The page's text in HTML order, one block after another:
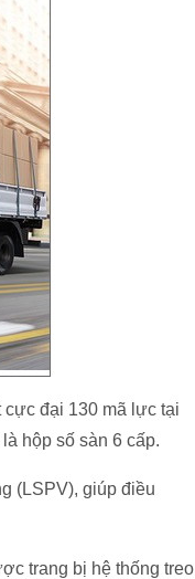
cực đại 130 mã lực tại
hộp số sàn 6 cấp.
(LSPV), giúp điều
trang bị hệ thống treo